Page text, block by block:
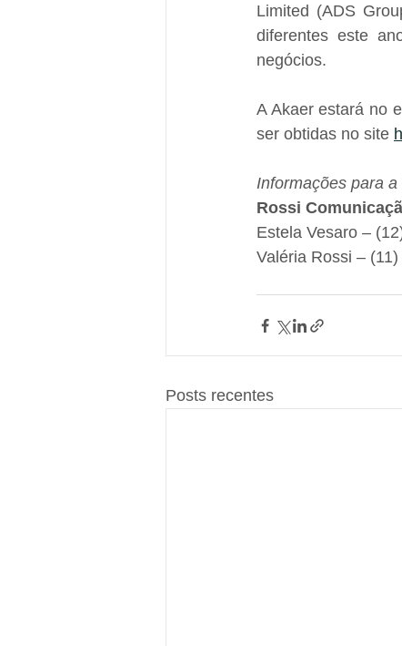
Limited (ADS
diferentes este
negócios.
A Akaer estará no
ser obtidas no site
Informações para
Rossi
Estela Vesaro –
Valéria Rossi –
Posts recentes